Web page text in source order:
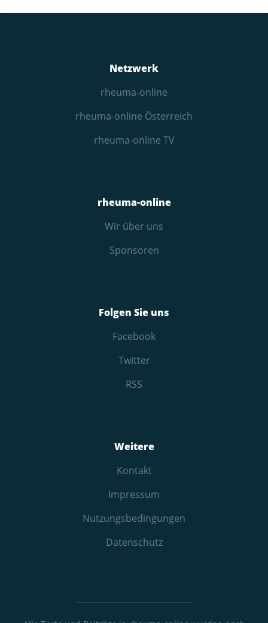
Netzwerk
rheuma-online
rheuma-online Österreich
rheuma-online TV
rheuma-online
Wir über uns
Sponsoren
Folgen Sie uns
Facebook
Twitter
RSS
Weitere
Kontakt
Impressum
Nutzungs­bedingungen
Datenschutz